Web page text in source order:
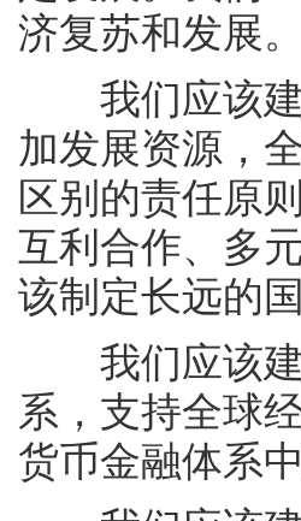
济复苏和发展。
我们应该建
加发展资源，
区别的责任原
互利合作、多
该制定长远的
我们应该建
系，支持全球
货币金融体系